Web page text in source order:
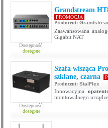
Dostępność:
dostępne
Grandstream
PROMOCJA
Producent:
Zaawansowana
Gigabit NAT
Dostępność:
dostępne
Szafa wisząca
szklane, czarna
Producent: StalFlex
Innowacyjna
montowalnego